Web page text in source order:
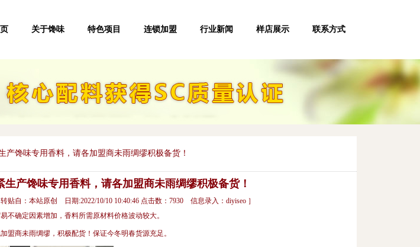
关于馋味 特色项目 连锁加盟 行业新闻 样店展示 联系方式
产馋味专用香料，请各加盟商未雨绸缪积极备货！
生产馋味专用香料，请各加盟商未雨绸缪积极备货！
贴自：本站原创 日期:2022/10/10 10:40:46 点击数：7930 信息录入：diyiseo ］
不确定因素增加，香料所需原材料价格波动较大。
盟商未雨绸缪，积极配货！保证今冬明春货源充足。